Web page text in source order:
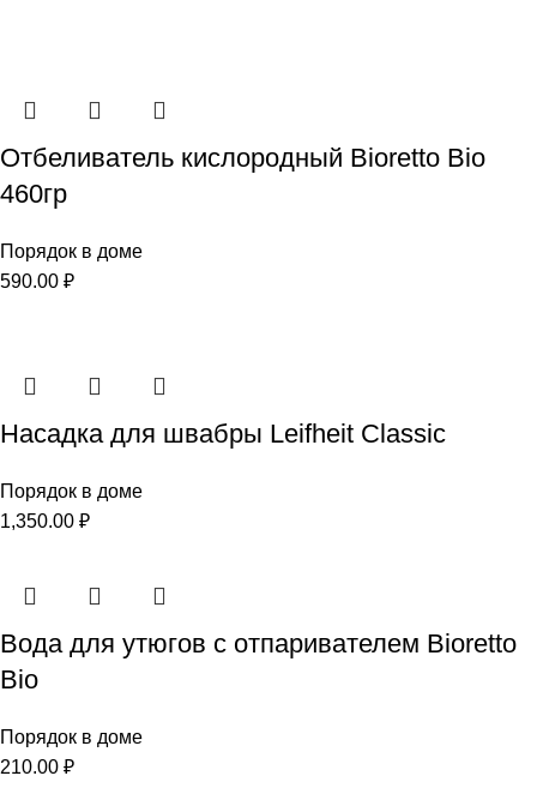
Отбеливатель кислородный Bioretto Bio
460гр
Порядок в доме
590.00 ₽
Насадка для швабры Leifheit Classic
Порядок в доме
1,350.00 ₽
Вода для утюгов с отпаривателем Bioretto
Bio
Порядок в доме
210.00 ₽